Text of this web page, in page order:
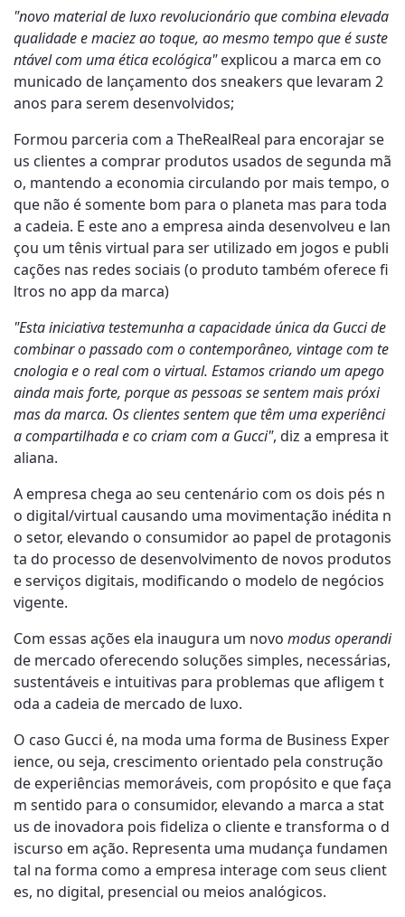
"novo material de luxo revolucionário que combina elevada
qualidade e maciez ao toque, ao mesmo tempo que é suste
ntável com uma ética ecológica"explicou a marca em co
municado de lançamento dos sneakers que levaram 2
anos para serem desenvolvidos;
Formou parceria com a TheRealReal para encorajar se
us clientes a comprar produtos usados de segunda mã
o, mantendo a economia circulando por mais tempo, o
que não é somente bom para o planeta mas para toda
a cadeia. E este ano a empresa ainda desenvolveu e lan
çou um tênis virtual para ser utilizado em jogos e publi
cações nas redes sociais (o produto também oferece fi
ltros no app da marca)
"Esta iniciativa testemunha a capacidade única da Gucci de
combinar o passado com o contemporâneo, vintage com te
cnologia e o real com o virtual. Estamos criando um apego
ainda mais forte, porque as pessoas se sentem mais próxi
mas da marca. Os clientes sentem que têm uma experiênci
a compartilhada e co criam com a Gucci", diz a empresa it
aliana.
A empresa chega ao seu centenário com os dois pés n
o digital/virtual causando uma movimentação inédita n
o setor, elevando o consumidor ao papel de protagonis
ta do processo de desenvolvimento de novos produtos
e serviços digitais, modificando o modelo de negócios
vigente.
Com essas ações ela inaugura um novo modus operandi
de mercado oferecendo soluções simples, necessárias,
sustentáveis e intuitivas para problemas que afligem t
oda a cadeia de mercado de luxo.
O caso Gucci é, na moda uma forma de Business Exper
ience, ou seja, crescimento orientado pela construção
de experiências memoráveis, com propósito e que faça
m sentido para o consumidor, elevando a marca a stat
us de inovadora pois fideliza o cliente e transforma o d
iscurso em ação. Representa uma mudança fundamen
tal na forma como a empresa interage com seus client
es, no digital, presencial ou meios analógicos.